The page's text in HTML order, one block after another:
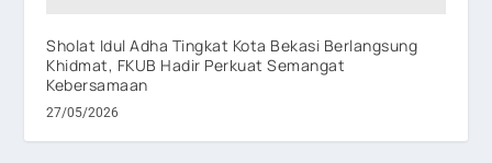
Sholat Idul Adha Tingkat Kota Bekasi Berlangsung
Khidmat, FKUB Hadir Perkuat Semangat
Kebersamaan
27/05/2026